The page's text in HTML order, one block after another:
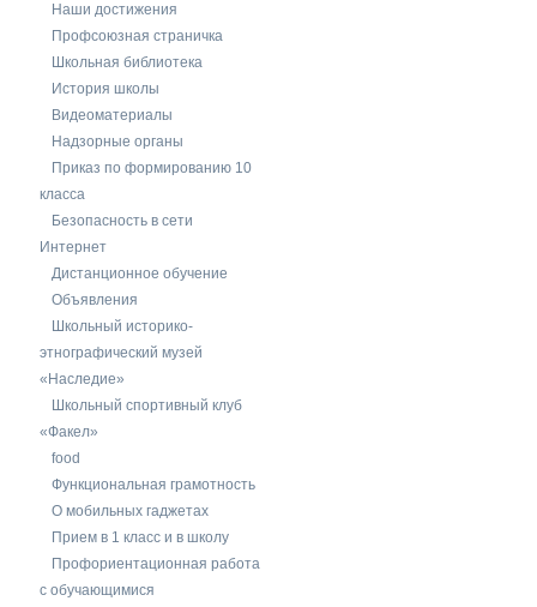
Наши достижения
Профсоюзная страничка
Школьная библиотека
История школы
Видеоматериалы
Надзорные органы
Приказ по формированию 10
класса
Безопасность в сети
Интернет
Дистанционное обучение
Объявления
Школьный историко-
этнографический музей
«Наследие»
Школьный спортивный клуб
«Факел»
food
Функциональная грамотность
О мобильных гаджетах
Прием в 1 класс и в школу
Профориентационная работа
с обучающимися